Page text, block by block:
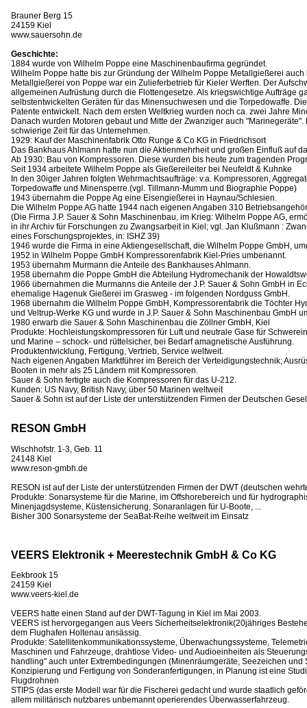
Brauner Berg 15
24159 Kiel
www.sauersohn.de
Geschichte:
1884 wurde von Wilhelm Poppe eine Maschinenbaufirma gegründet.
Wilhelm Poppe hatte bis zur Gründung der Wilhelm Poppe Metallgießerei
Metallgießerei von Poppe war ein Zulieferbetrieb für Kieler Werften. Der
allgemeinen Aufrüstung durch die Flottengesetze. Als kriegswichtige Aufträge
selbstentwickelten Geräten für das Minensuchwesen und die Torpedowaffe.
Patente entwickelt. Nach dem ersten Weltkrieg wurden noch ca. zwei Jahre
Danach wurden Motoren gebaut und Mitte der Zwanziger auch
schwierige Zeit für das Unternehmen.
1929: Kauf der Maschinenfabrik Otto Runge & Co KG in Friedrichsort
Das Bankhaus Ahlmann hatte nun die Aktienmehrheit und großen Einfluß auf
Ab 1930: Bau von Kompressoren. Diese wurden bis heute zum tragenden
Seit 1934 arbeitete Wilhelm Poppe als Gießereileiter bei Neufeldt & Kuhnke
In den 30iger Jahren folgten Wehrmachtsaufträge: v.a. Kompressoren,
Torpedowaffe und Minensperre.(vgl. Tillmann-Mumm und Biographie Poppe)
1943 übernahm die Poppe Ag eine Eisengießerei in Haynau/Schlesien.
Die Wilhelm Poppe AG hatte 1944 nach eigenen Angaben 310
(Die Firma J.P. Sauer & Sohn Maschinenbau, im Krieg: Wilhelm Poppe AG,
in ihr Archiv für Forschungen zu Zwangsarbeit in Kiel; vgl. Jan Klußmann :
eines Forschungsprojektes, in: ISHZ 39)
1946 wurde die Firma in eine Aktiengesellschaft, die Wilhelm Poppe GmbH,
1952 in Wilhelm Poppe GmbH Kompressorenfabrik Kiel-Pries umbenannt.
1953 übernahm Murmann die Anteile des Bankhauses Ahlmann.
1958 übernahm die Poppe GmbH die Abteilung Hydromechanik der
1966 übernahmen die Murmanns die Anteile der J.P. Sauer & Sohn GmbH in
ehemalige Hagenuk Gießerei im Grasweg - im folgenden Nordguss GmbH.
1968 übernahm die Wilhelm Poppe GmbH, Kompressorenfabrik die Töchter
und Veltrup-Werke KG und wurde in J.P. Sauer & Sohn Maschinenbau GmbH
1980 erwarb die Sauer & Sohn Maschinenbau die Zöllner GmbH, Kiel
Produkte: Hochleistungskompressoren für Luft und neutrale Gase für
und Marine – schock- und rüttelsicher, bei Bedarf amagnetische Ausführung.
Produktentwicklung, Fertigung, Vertrieb, Service weltweit.
Nach eigenen Angaben Marktführer im Bereich der Verteidigungstechnik;
Booten in mehr als 25 Ländern mit Kompressoren.
Sauer & Sohn fertigte auch die Kompressoren für das U-212.
Kunden: US Navy, British Navy, über 50 Marinen weltweit
Sauer & Sohn ist auf der Liste der unterstützenden Firmen der Deutschen
RESON GmbH
Wischhofstr. 1-3, Geb. 11
24148 Kiel
www.reson-gmbh.de
RESON ist auf der Liste der unterstützenden Firmen der DWT (deutschen
Produkte: Sonarsysteme für die Marine, im Offshorebereich und für
Minenjagdsysteme, Küstensicherung, Sonaranlagen für U-Boote, ...
Bisher 300 Sonarsysteme der SeaBat-Reihe weltweit im Einsatz
VEERS Elektronik + Meerestechnik GmbH & Co KG
Eekbrook 15
24159 Kiel
www.veers-kiel.de
VEERS hatte einen Stand auf der DWT-Tagung in Kiel im Mai 2003.
VEERS ist hervorgegangen aus Veers Sicherheitselektronik(20jähriges
dem Flughafen Holtenau ansässig.
Produkte: Satellitenkommunikationssysteme, Überwachungssysteme,
Maschinen und Fahrzeuge, drahtlose Video- und Audioeinheiten als
handling" auch unter Extrembedingungen (Minenräumgeräte, Seezeichen und
Konzipierung und Fertigung von Sonderanfertigungen, in Planung ist eine
Flugdrohnen
STIPS (das erste Modell war für die Fischerei gedacht und wurde staatlich
allem militärisch nutzbares unbemannt operierendes Überwasserfahrzeug.